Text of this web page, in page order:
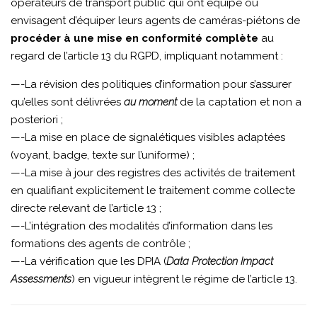
opérateurs de transport public qui ont équipé ou
envisagent d’équiper leurs agents de caméras-piétons de
procéder à une mise en conformité complète au
regard de l’article 13 du RGPD, impliquant notamment :
—-La révision des politiques d’information pour s’assurer
qu’elles sont délivrées au momentde la captation et non a
posteriori ;
—-La mise en place de signalétiques visibles adaptées
(voyant, badge, texte sur l’uniforme) ;
—-La mise à jour des registres des activités de traitement
en qualifiant explicitement le traitement comme collecte
directe relevant de l’article 13 ;
—-L’intégration des modalités d’information dans les
formations des agents de contrôle ;
—-La vérification que les DPIA (Data Protection Impact
Assessments) en vigueur intègrent le régime de l’article 13.